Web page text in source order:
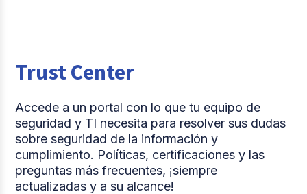
Trust Center
Accede a un portal con lo que tu equipo de
seguridad y TI necesita para resolver sus dudas
sobre seguridad de la información y
cumplimiento. Políticas, certificaciones y las
preguntas más frecuentes, ¡siempre
actualizadas y a su alcance!